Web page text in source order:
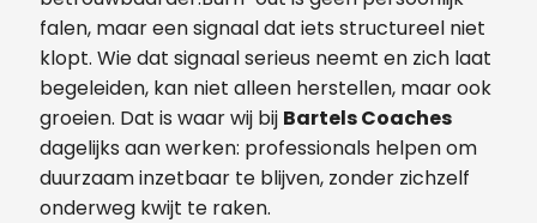
falen, maar een signaal dat iets structureel niet
klopt. Wie dat signaal serieus neemt en zich laat
begeleiden, kan niet alleen herstellen, maar ook
groeien. Dat is waar wij bij Bartels Coaches
dagelijks aan werken: professionals helpen om
duurzaam inzetbaar te blijven, zonder zichzelf
onderweg kwijt te raken.